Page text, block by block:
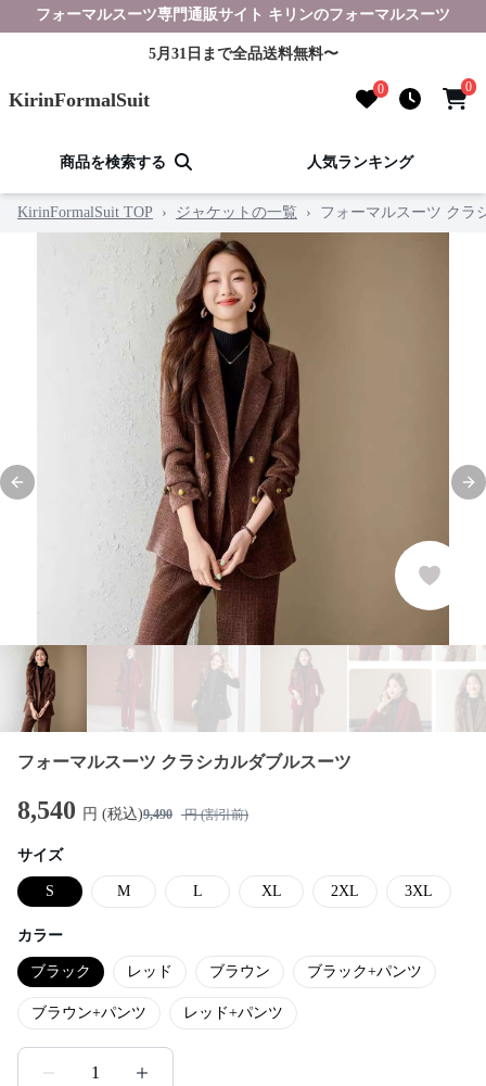
フォーマルスーツ専門通販サイト キリンのフォーマルスーツ
5月31日まで全品送料無料〜
KirinFormalSuit 0 0
商品を検索する 人気ランキング
KirinFormalSuit TOP › ジャケットの一覧 › フォーマルスーツ クラ
Previous slide
フォーマルスーツ クラシカルダブルスーツ
8,540 円 (税込)9,490 円 (割引前)
サイズ
S M L XL 2XL 3XL
カラー
ブラック レッド ブラウン ブラック+パンツ
ブラウン+パンツ レッド+パンツ
1